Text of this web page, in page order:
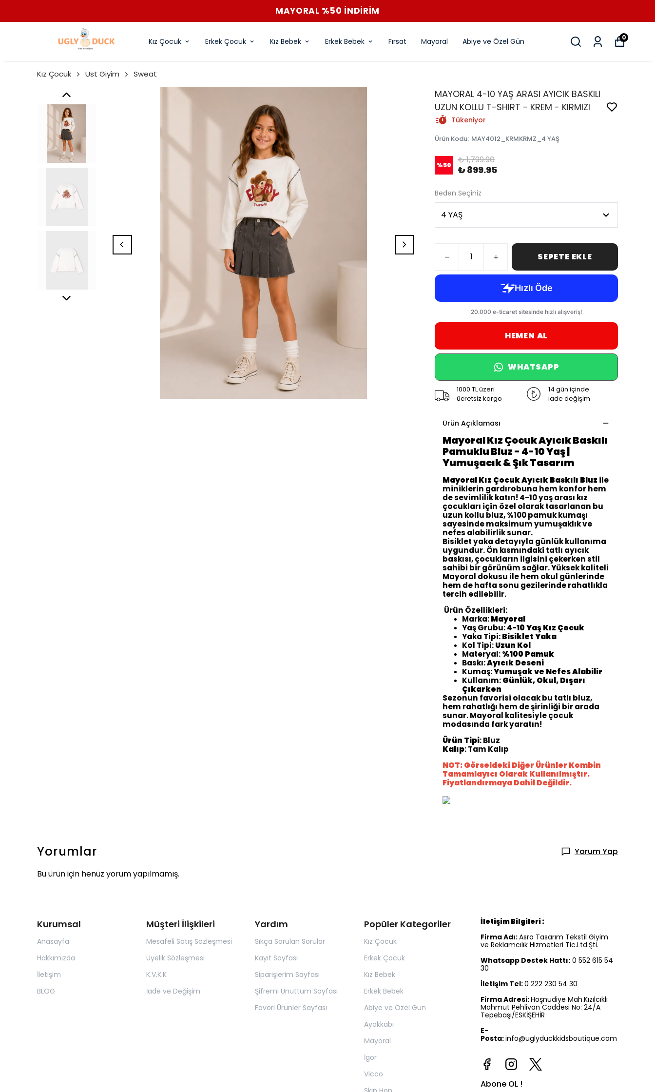
MAYORAL %50 İNDİRİM
Kız Çocuk Erkek Çocuk Kız Bebek Erkek Bebek Fırsat Mayoral Abiye ve Özel Gün 0
Kız Çocuk Üst Giyim Sweat
MAYORAL 4-10 YAŞ ARASI AYICIK BASKILI
UZUN KOLLU T-SHIRT - KREM - KIRMIZI
Tükeniyor
Ürün Kodu: MAY4012_KRMKRMZ_4 YAŞ
%50 ₺ 1,799.90
₺ 899.95
Beden Seçiniz
SEPETE EKLE
HEMEN AL
WHATSAPP
1000 TL üzeri
ücretsiz kargo
14 gün içinde
iade değişim
Ürün Açıklaması
Mayoral Kız Çocuk Ayıcık Baskılı
Pamuklu Bluz - 4-10 Yaş |
Yumuşacık & Şık Tasarım
Mayoral Kız Çocuk Ayıcık Baskılı Bluz ile
miniklerin gardırobuna hem konfor hem
de sevimlilik katın! 4-10 yaş arası kız
çocukları için özel olarak tasarlanan bu
uzun kollu bluz, %100 pamuk kumaşı
sayesinde maksimum yumuşaklık ve
nefes alabilirlik sunar.
Bisiklet yaka detayıyla günlük kullanıma
uygundur. Ön kısmındaki tatlı ayıcık
baskısı, çocukların ilgisini çekerken stil
sahibi bir görünüm sağlar. Yüksek kaliteli
Mayoral dokusu ile hem okul günlerinde
hem de hafta sonu gezilerinde rahatlıkla
tercih edilebilir.
Ürün Özellikleri:
Marka:Mayoral
Yaş Grubu:4-10 Yaş Kız Çocuk
Yaka Tipi:Bisiklet Yaka
Kol Tipi:Uzun Kol
Materyal:%100 Pamuk
Baskı:Ayıcık Deseni
Kumaş:Yumuşak ve Nefes Alabilir
Kullanım:Günlük, Okul, Dışarı
Çıkarken
Sezonun favorisi olacak bu tatlı bluz,
hem rahatlığı hem de şirinliği bir arada
sunar. Mayoral kalitesiyle çocuk
modasında fark yaratın!
Ürün Tipi: Bluz
Kalıp: Tam Kalıp
NOT: Görseldeki Diğer Ürünler Kombin
Tamamlayıcı Olarak Kullanılmıştır.
Fiyatlandırmaya Dahil Değildir.
Yorumlar
Yorum Yap
Bu ürün için henüz yorum yapılmamış.
Kurumsal
Anasayfa
Hakkımızda
İletişim
BLOG
Müşteri İlişkileri
Mesafeli Satış Sözleşmesi
Üyelik Sözleşmesi
K.V.K.K
İade ve Değişim
Yardım
Sıkça Sorulan Sorular
Kayıt Sayfası
Siparişlerim Sayfası
Şifremi Unuttum Sayfası
Favori Ürünler Sayfası
Popüler Kategoriler
Kız Çocuk
Erkek Çocuk
Kız Bebek
Erkek Bebek
Abiye ve Özel Gün
Ayakkabı
Mayoral
İgor
Vicco
İletişim Bilgileri :
Firma Adı:Asra Tasarım Tekstil Giyim
ve Reklamcılık Hizmetleri Tic.Ltd.Şti.
Whatsapp Destek Hattı: 0 552 615 54
30
İletişim Tel:0 222 230 54 30
Firma Adresi:Hoşnudiye Mah.Kızılcıklı
Mahmut Pehlivan Caddesi No: 24/A
Tepebaşı/ESKİŞEHİR
E-
Posta:info@uglyduckkidsboutique.com
Abone OL !